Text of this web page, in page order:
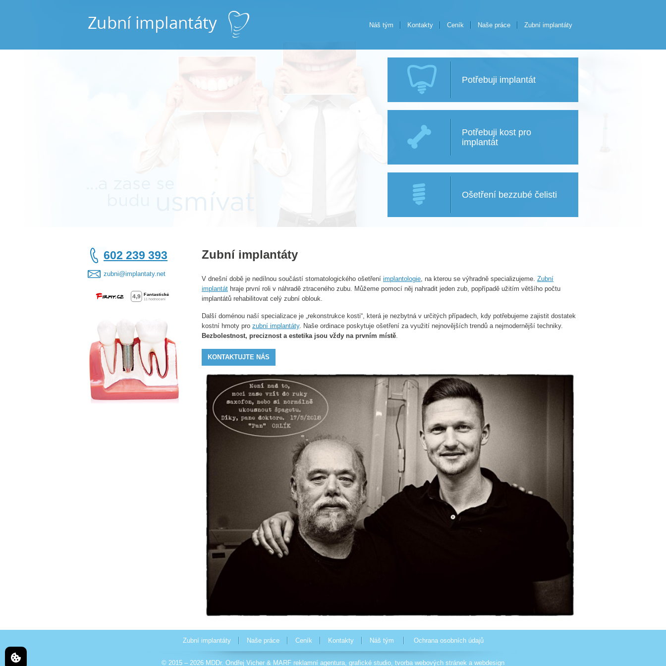
Zubní implantáty
Naše práce
Ceník
Kontakty
Náš tým
Potřebuji implantát
Potřebuji kost pro
implantát
Ošetření bezzubé čelisti
602 239 393
zubni@implantaty.net
Zubní implantáty
V dnešní době je nedílnou součástí stomatologického ošetření implantologie , na kterou se výhradně specializujeme. Zubní
implantát hraje první roli v náhradě ztraceného zubu. Můžeme pomocí něj nahradit jeden zub, popřípadě užitím většího počtu
implantátů rehabilitovat celý zubní oblouk.
Další doménou naší specializace je „rekonstrukce kosti“, která je nezbytná v určitých případech, kdy potřebujeme zajistit dostatek
kostní hmoty pro zubní implantáty. Naše ordinace poskytuje ošetření za využití nejnovějších trendů a nejmodernější techniky.
Bezbolestnost, preciznost a estetika jsou vždy na prvním místě.
KONTAKTUJTE NÁS
Zubní implantáty Naše práce Ceník Kontakty Náš tým Ochrana osobních údajů
© 2015 – 2026 MDDr. Ondřej Vicher & MARF reklamní agentura grafické studio tvorba webových stránek a webdesign